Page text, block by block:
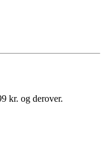
kr. og derover.